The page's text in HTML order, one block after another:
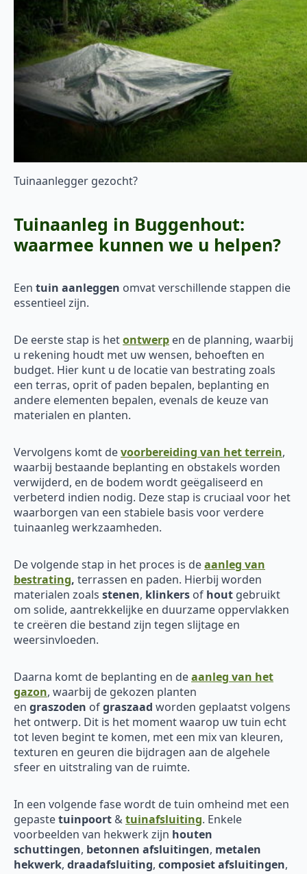
Tuinaanlegger gezocht?
Tuinaanleg in Buggenhout:
waarmee kunnen we u helpen?
Een tuin aanleggen omvat verschillende stappen die
essentieel zijn.
De eerste stap is hetontwerp en de planning, waarbij
u rekening houdt met uw wensen, behoeften en
budget. Hier kunt u de locatie van bestrating zoals
een terras, oprit of paden bepalen, beplanting en
andere elementen bepalen, evenals de keuze van
materialen en planten.
Vervolgens komt devoorbereiding van het terrein,
waarbij bestaande beplanting en obstakels worden
verwijderd, en de bodem wordt geëgaliseerd en
verbeterd indien nodig. Deze stap is cruciaal voor het
waarborgen van een stabiele basis voor verdere
tuinaanleg werkzaamheden.
De volgende stap in het proces is deaanleg van
bestrating, terrassen en paden. Hierbij worden
materialen zoals stenen, klinkers of hout gebruikt
om solide, aantrekkelijke en duurzame oppervlakken
te creëren die bestand zijn tegen slijtage en
weersinvloeden.
Daarna komt de beplanting en deaanleg van het
gazon, waarbij de gekozen planten
en graszoden ofgraszaad worden geplaatst volgens
het ontwerp. Dit is het moment waarop uw tuin echt
tot leven begint te komen, met een mix van kleuren,
texturen en geuren die bijdragen aan de algehele
sfeer en uitstraling van de ruimte.
In een volgende fase wordt de tuin omheind met een
gepastetuinpoort &tuinafsluiting. Enkele
voorbeelden van hekwerk zijn houten
schuttingen, betonnen afsluitingen, metalen
hekwerk, draadafsluiting, composiet afsluitingen,